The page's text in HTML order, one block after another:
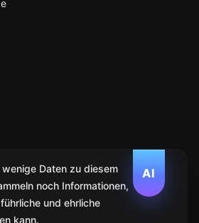
AI
Daten zu diesem
noch Informationen,
und ehrliche
kann.